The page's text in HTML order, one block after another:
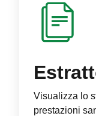
Visualizza lo
prestazioni